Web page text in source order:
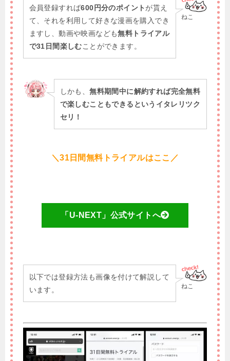
ねこ
会員登録すれば600円分のポイント が貰え
て、それを利用して好きな漫画を購入でき
ますし、動画や映画なども無料トライアル
で31日間楽しむことができます。
しかも、無料期間中に解約すれば完全無料
で楽しむこともできるというイタレリツク
セリ！
＼31日間無料トライアルはここ／
「U-NEXT」公式サイトへ
ねこ
以下では登録方法も画像を付けて解説して
います。